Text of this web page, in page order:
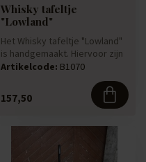
Whisky tafeltje
"Lowland"
Het Whisky tafeltje "Lowland"
is handgemaakt. Hiervoor zijn
originele gebruikte ...
Artikelcode: B1070
157,50